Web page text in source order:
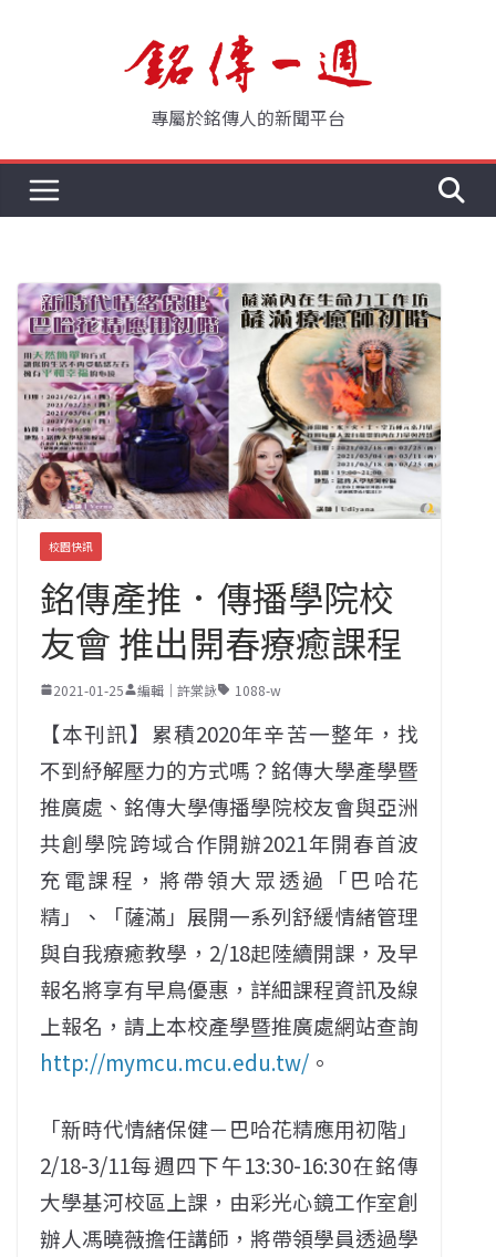
專屬於銘傳人的新聞平台
校園快訊
銘傳產推．傳播學院校
友會 推出開春療癒課程
2021-01-25 編輯｜許棠詠 1088-w
【本刊訊】累積2020年辛苦一整年，找
不到紓解壓力的方式嗎？銘傳大學產學暨
推廣處、銘傳大學傳播學院校友會與亞洲
共創學院跨域合作開辦2021年開春首波
充電課程，將帶領大眾透過「巴哈花
精」、「薩滿」展開一系列舒緩情緒管理
與自我療癒教學，2/18起陸續開課，及早
報名將享有早鳥優惠，詳細課程資訊及線
上報名，請上本校產學暨推廣處網站查詢
http://mymcu.mcu.edu.tw/ 。
「新時代情緒保健－巴哈花精應用初階」
2/18-3/11每週四下午13:30-16:30在銘傳
大學基河校區上課，由彩光心鏡工作室創
辦人馮曉薇擔任講師，將帶領學員透過學